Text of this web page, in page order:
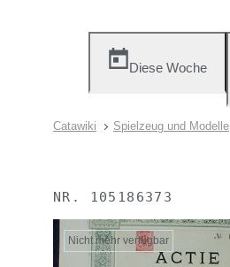
Diese Woche
Catawiki Spielzeug und Modelle
NR. 105186373
Nicht mehr verfügbar